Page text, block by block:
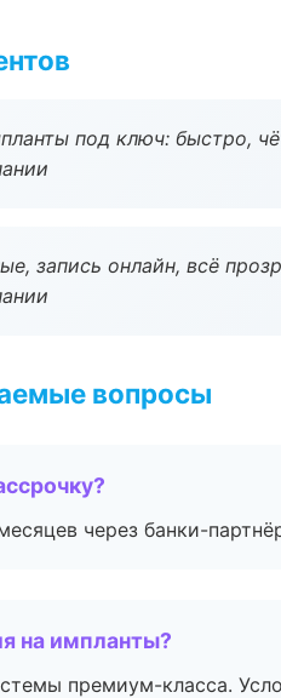
под ключ: быстро,
запись онлайн, всё
вопросы
через банки-
на импланты?
премиум-класса.